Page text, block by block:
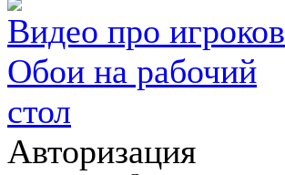
Видео про игроков
Обои на рабочий
стол
Авторизация